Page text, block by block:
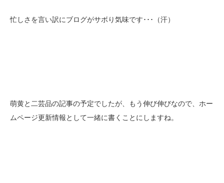
忙しさを言い訳にブログがサボり気味です･･･（汗）
萌黄と二芸品の記事の予定でしたが、もう伸び伸びなので、ホー
ムページ更新情報として一緒に書くことにしますね。